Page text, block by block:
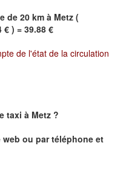
de 20 km à Metz (
€ ) = 39.88 €
de l'état de la circulation
taxi à Metz ?
ou par téléphone et